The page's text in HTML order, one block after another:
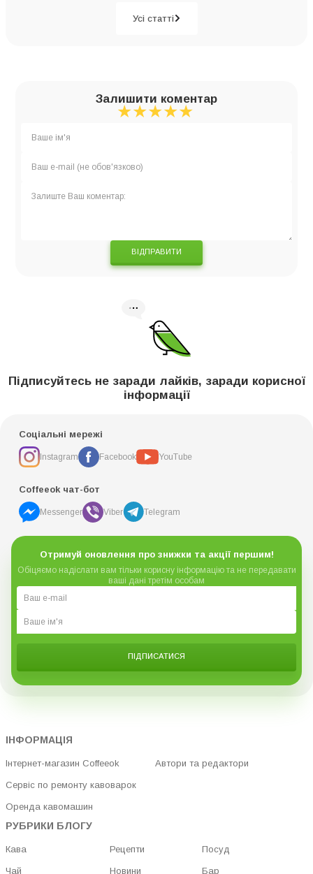
Усі статті
Залишити коментар
★
★★
★★★
★★★★
★★★★★
ВІДПРАВИТИ
Підписуйтесь не заради лайків, заради корисної
інформації
Соціальні мережі
Instagram Facebook YouTube
Coffeeok чат-бот
Messenger Viber Telegram
Отримуй оновлення про знижки та акції першим!
Обіцяємо надіслати вам тільки корисну інформацію та не передавати
ваші дані третім особам
ПІДПИСАТИСЯ
ІНФОРМАЦІЯ
Інтернет-магазин Coffeeok
Сервіс по ремонту кавоварок
Оренда кавомашин
Автори та редактори
РУБРИКИ БЛОГУ
Кава
Чай
Рецепти
Новини
Посуд
Бар